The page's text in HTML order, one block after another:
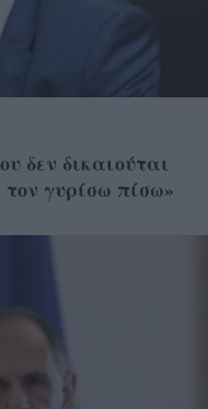
δεν δικαιούται
γυρίσω πίσω»